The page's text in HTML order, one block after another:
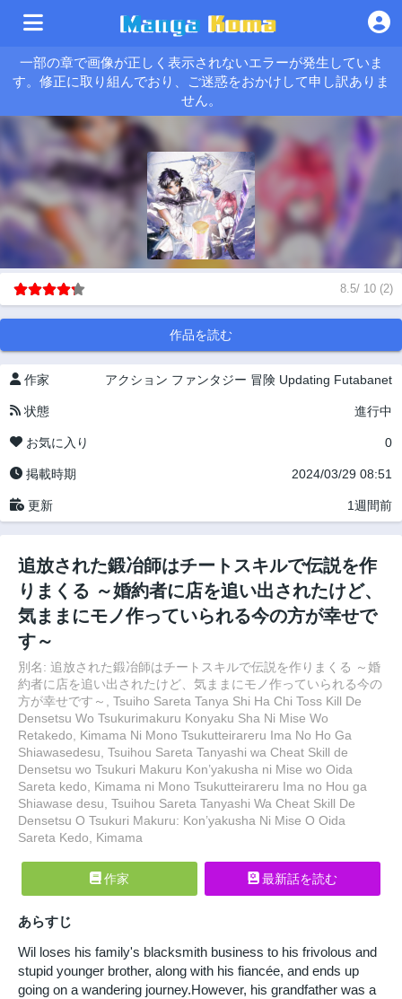
一部の章で画像が正しく表示されないエラーが発生していま
す。修正に取り組んでおり、ご迷惑をおかけして申し訳ありま
せん。
8.5/ 10 (2)
作品を読む
作家 アクション ファンタジー 冒険 Updating Futabanet
状態 進行中
お気に入り 0
掲載時期 2024/03/29 08:51
更新 1週間前
追放された鍛冶師はチートスキルで伝説を作
りまくる ～婚約者に店を追い出されたけど、
気ままにモノ作っていられる今の方が幸せで
す～
別名: 追放された鍛冶師はチートスキルで伝説を作りまくる ～婚
約者に店を追い出されたけど、気ままにモノ作っていられる今の
方が幸せです～, Tsuiho Sareta Tanya Shi Ha Chi Toss Kill De
Densetsu Wo Tsukurimakuru Konyaku Sha Ni Mise Wo
Retakedo, Kimama Ni Mono Tsukutteirareru Ima No Ho Ga
Shiawasedesu, Tsuihou Sareta Tanyashi wa Cheat Skill de
Densetsu wo Tsukuri Makuru Kon’yakusha ni Mise wo Oida
Sareta kedo, Kimama ni Mono Tsukutteirareru Ima no Hou ga
Shiawase desu, Tsuihou Sareta Tanyashi Wa Cheat Skill De
Densetsu O Tsukuri Makuru: Kon’yakusha Ni Mise O Oida
Sareta Kedo, Kimama
作家 最新話を読む
あらすじ
Wil loses his family's blacksmith business to his frivolous and
stupid younger brother, along with his fiancée, and ends up
going on a wandering journey.However, his grandfather was a